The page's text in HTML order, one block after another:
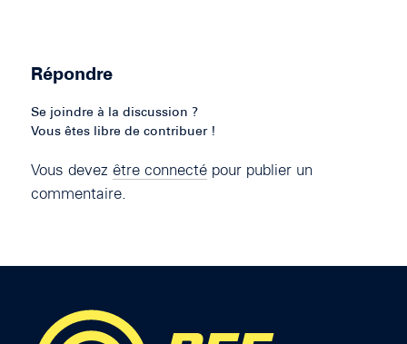
Répondre
Se joindre à la discussion ?
Vous êtes libre de contribuer !
Vous devez être connectépour publier un
commentaire.